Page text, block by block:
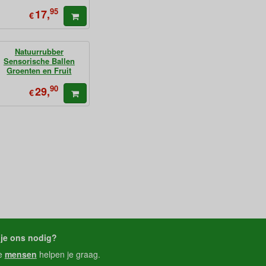
€17,95
Natuurrubber
Sensorische Ballen
Groenten en Fruit
€29,90
ons nodig?
mensen helpen je graag.